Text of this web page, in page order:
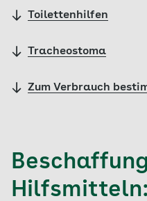
Toilettenhilfen
Tracheostoma
Zum Verbrauch